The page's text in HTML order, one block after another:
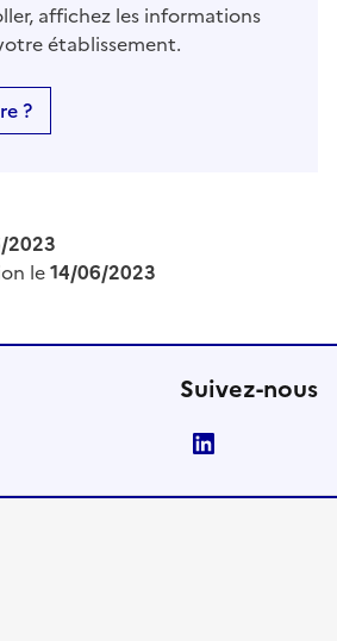
affichez les informations
établissement.
?
2023
le14/06/2023
Suivez-nous